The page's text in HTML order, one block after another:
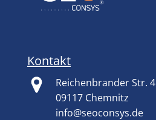
Kontakt
Reichenbrander Str. 4
09117 Chemnitz
info@seoconsys.de